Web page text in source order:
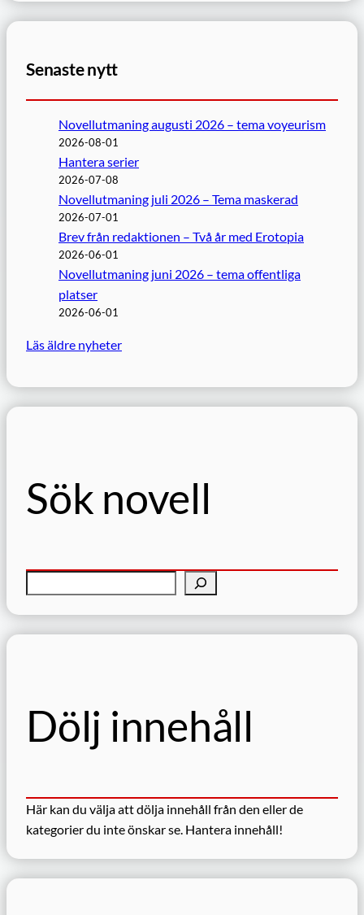
Senaste nytt
Novellutmaning augusti 2026 – tema voyeurism
2026-08-01
Hantera serier
2026-07-08
Novellutmaning juli 2026 – Tema maskerad
2026-07-01
Brev från redaktionen – Två år med Erotopia
2026-06-01
Novellutmaning juni 2026 – tema offentliga
platser
2026-06-01
Läs äldre nyheter
Sök novell
Dölj innehåll
Här kan du välja att dölja innehåll från den eller de
kategorier du inte önskar se. Hantera innehåll!